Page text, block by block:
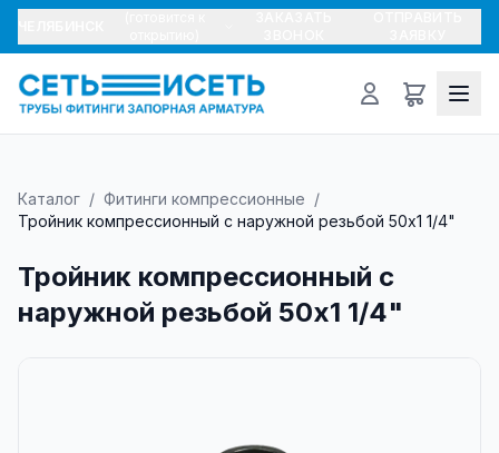
Каталог / Фитинги компрессионные /
Тройник компрессионный с наружной резьбой 50х1 1/4"
Тройник компрессионный с
наружной резьбой 50х1 1/4"